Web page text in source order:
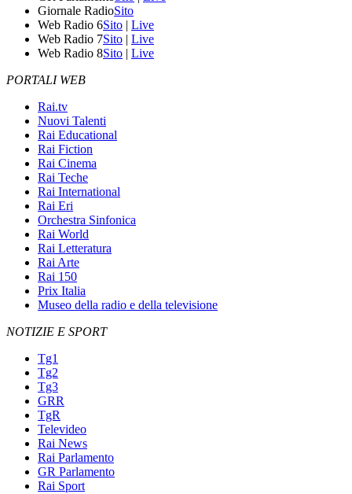
Giornale RadioSito
Web Radio 6Sito | Live
Web Radio 7Sito | Live
Web Radio 8Sito | Live
PORTALI WEB
Rai.tv
Nuovi Talenti
Rai Educational
Rai Fiction
Rai Cinema
Rai Teche
Rai International
Rai Eri
Orchestra Sinfonica
Rai World
Rai Letteratura
Rai Arte
Rai 150
Prix Italia
Museo della radio e della televisione
NOTIZIE E SPORT
Tg1
Tg2
Tg3
GRR
TgR
Televideo
Rai News
Rai Parlamento
GR Parlamento
Rai Sport